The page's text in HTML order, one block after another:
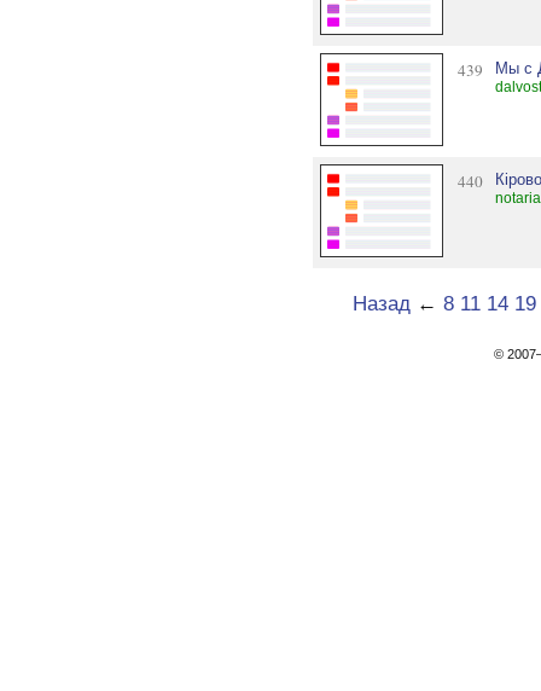
439 Мы с
440
Назад← 8 11 14 19
©